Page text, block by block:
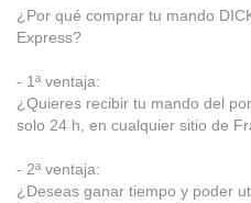
¿Por qué comprar tu mando
Express?
- 1ª ventaja:
¿Quieres recibir tu mando del
solo 24 h, en cualquier sitio de
- 2ª ventaja:
¿Deseas ganar tiempo y poder